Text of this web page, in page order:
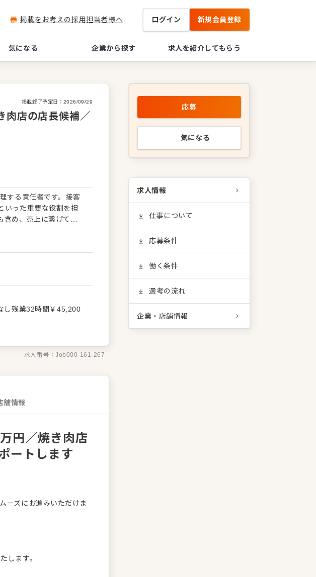
掲載をお考えの採用担当者様へ ログイン 新規会員登録
気になる 企業から探す 求人を紹介してもらう
掲載終了予定日： 2026/09/29
肉店の店長候補／
する責任者です。接客
いった重要な役割を担
め、売上に繋げてい
たならではのアイデア
の育成やマネジメン
らず安心してスター
し残業32時間￥45,200
求人番号：Job000-161-267
舗情報
円／焼き肉店
ートします
ーズにお進みいただけま
します。
応募
気になる
求人情報
仕事について
応募条件
働く条件
選考の流れ
企業・店舗情報